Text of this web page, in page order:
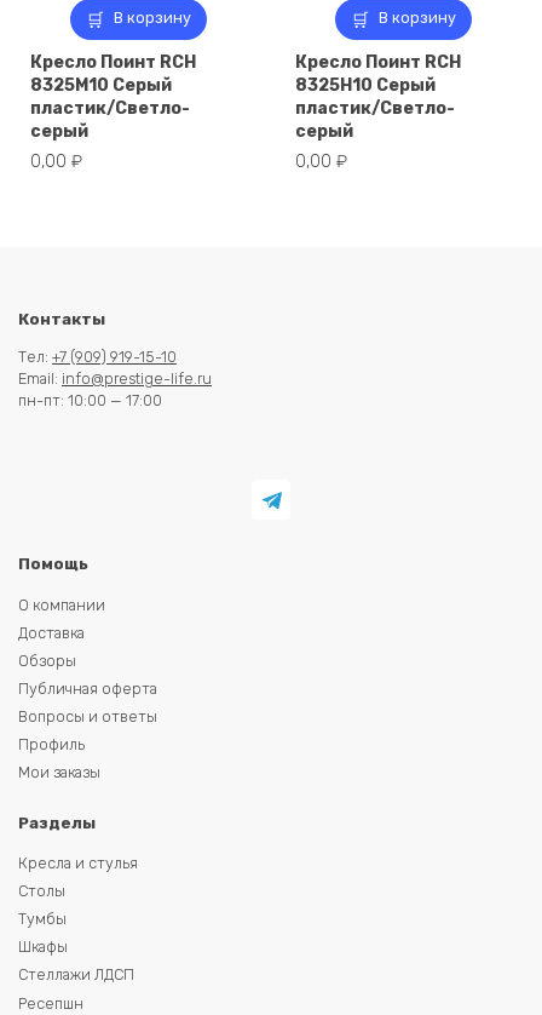
В корзину
Кресло Поинт RCH
8325M10 Серый
пластик/Светло-
серый
0,00 ₽
В корзину
Кресло Поинт RCH
8325H10 Серый
пластик/Светло-
серый
0,00 ₽
Контакты
Тел: +7 (909) 919-15-10
Email: info@prestige-life.ru
пн-пт: 10:00 — 17:00
Помощь
О компании
Доставка
Обзоры
Публичная оферта
Вопросы и ответы
Профиль
Мои заказы
Разделы
Кресла и стулья
Столы
Тумбы
Шкафы
Стеллажи ЛДСП
Ресепшн